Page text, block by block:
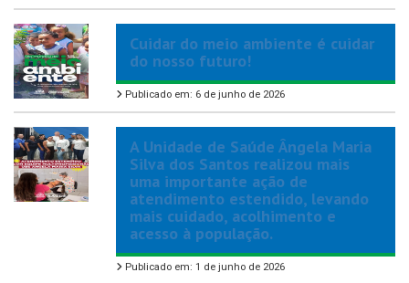
Cuidar do meio ambiente é cuidar
do nosso futuro!
Publicado em: 6 de junho de 2026
A Unidade de Saúde Ângela Maria
Silva dos Santos realizou mais
uma importante ação de
atendimento estendido, levando
mais cuidado, acolhimento e
acesso à população.
Publicado em: 1 de junho de 2026